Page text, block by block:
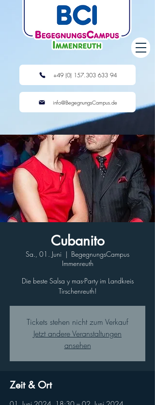
+49 (0) 157.303 633 94
info@BegegnungsCampus.de
Cubanito
Sa., 01. Juni
  |
BegegnungsCampus
Immenreuth
Die beste Salsa y mas-Party im Landkreis
Tirschenreuth!
Tickets stehen nicht zum Verkauf
Jetzt andere Veranstaltungen
ansehen
Zeit & Ort